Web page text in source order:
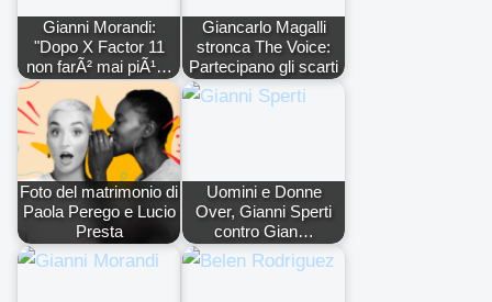
Gianni Morandi:
"Dopo X Factor 11
non farÃ² mai piÃ¹…
Giancarlo Magalli
stronca The Voice:
Partecipano gli scarti
Foto del matrimonio di
Paola Perego e Lucio
Presta
Uomini e Donne
Over, Gianni Sperti
contro Gian…